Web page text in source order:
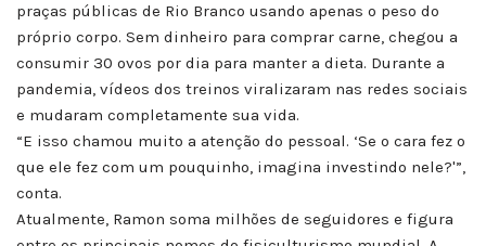
praças públicas de Rio Branco usando apenas o peso do
próprio corpo. Sem dinheiro para comprar carne, chegou a
consumir 30 ovos por dia para manter a dieta. Durante a
pandemia, vídeos dos treinos viralizaram nas redes sociais
e mudaram completamente sua vida.
“E isso chamou muito a atenção do pessoal. ‘Se o cara fez o
que ele fez com um pouquinho, imagina investindo nele?'”,
conta.
Atualmente, Ramon soma milhões de seguidores e figura